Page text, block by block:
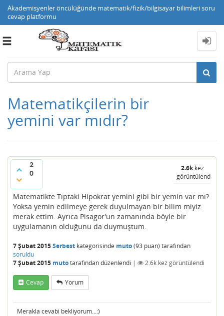
Akademisyenler öncülüğünde matematik/fizik/bilgisayar bilimleri soru
cevap platformu
Toggle
Matematikçilerin bir
yemini var mıdır?
2
0
2.6kkez
görüntülendi
Matematikte Tıptaki Hipokrat yemini gibi bir yemin var mı?
Yoksa yemin edilmeye gerek duyulmayan bir bilim miyiz
merak ettim. Ayrıca Pisagor'un zamanında böyle bir
uygulamanın olduğunu da duymuştum.
7 Şubat 2015Serbest kategorisinde muto(93 puan) tarafından
soruldu
7 Şubat 2015 mutotarafındandüzenlendi | 2.6k kez görüntülendi
Cevap Yorum
Merakla cevabi bekliyorum...:)